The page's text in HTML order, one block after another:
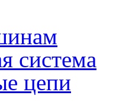
система
цепи